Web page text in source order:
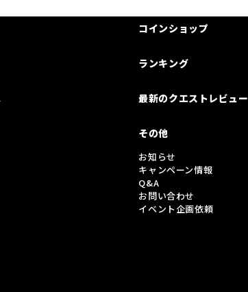
コインショップ
ランキング
最新のクエストレビュー
その他
お知らせ
キャンペーン情報
Q&A
お問い合わせ
イベント企画依頼